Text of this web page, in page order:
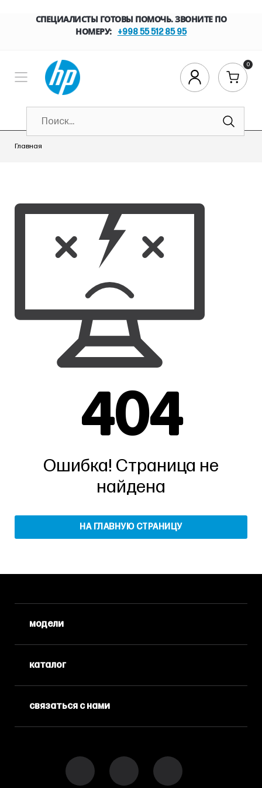
СПЕЦИАЛИСТЫ ГОТОВЫ ПОМОЧЬ. ЗВОНИТЕ ПО
НОМЕРУ:
+998 55 512 85 95
0
Главная
404
Ошибка! Страница не
найдена
НА ГЛАВНУЮ СТРАНИЦУ
модели
каталог
связаться с нами